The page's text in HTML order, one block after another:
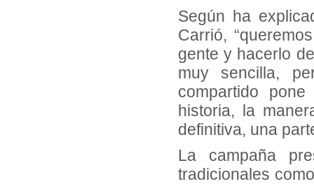
Según ha
Carrió,
gente y hacerlo
muy sencilla,
compartido
historia, la
definitiva, una
La campaña
tradicionales